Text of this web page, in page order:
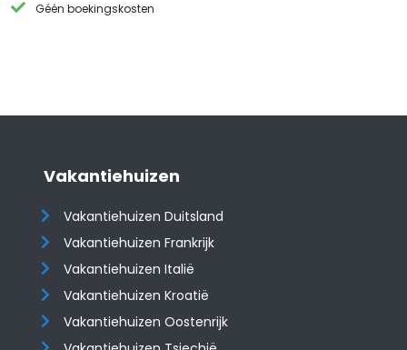
Géén boekingskosten
Vakantiehuizen
Vakantiehuizen Duitsland
Vakantiehuizen Frankrijk
Vakantiehuizen Italië
Vakantiehuizen Kroatië
​​​​​​​Vakantiehuizen Oostenrijk